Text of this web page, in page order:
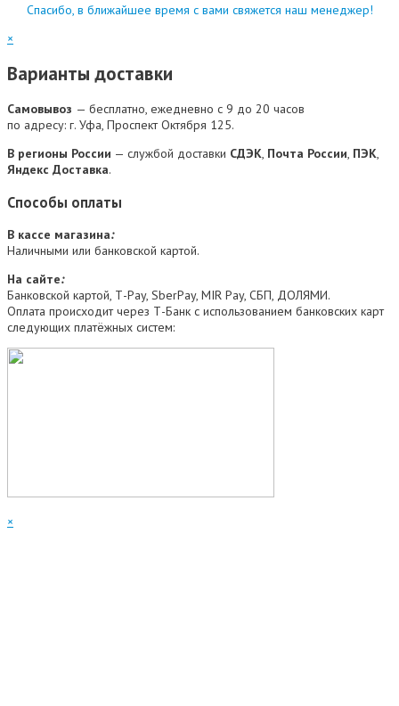
Спасибо, в ближайшее время с вами свяжется наш менеджер!
×
Варианты доставки
Самовывоз — бесплатно, ежедневно с 9 до 20 часов
по адресу: г. Уфа, Проспект Октября 125.
В регионы России — службой доставки СДЭК, Почта России, ПЭК,
Яндекс Доставка.
Способы оплаты
В кассе магазина:
Наличными или банковской картой.
На сайте:
Банковской картой, Т-Pay, SberPay, MIR Pay, СБП, ДОЛЯМИ.
Оплата происходит через Т-Банк с использованием банковских карт
следующих платёжных систем:
×